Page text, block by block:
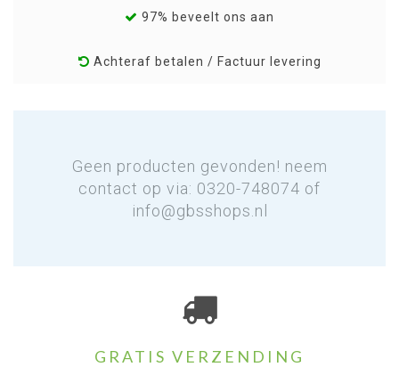
97% beveelt ons aan
Achteraf betalen / Factuur levering
Geen producten gevonden! neem
contact op via: 0320-748074 of
info@gbsshops.nl
GRATIS VERZENDING